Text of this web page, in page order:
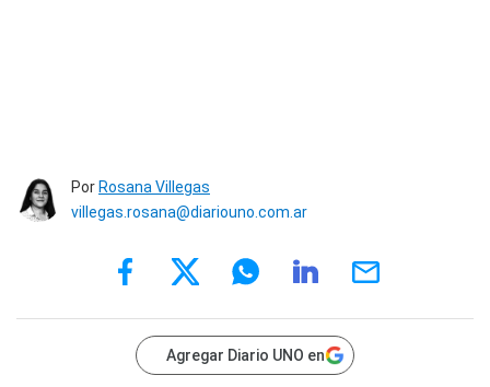
Por Rosana Villegas
villegas.rosana@diariouno.com.ar
Agregar Diario UNO en